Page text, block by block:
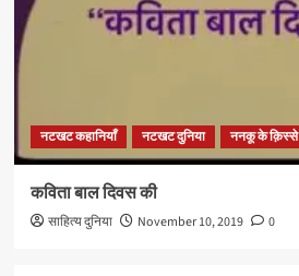
नटखट कहानियाँ नटखट दुनिया ननकू के क़िस्से
कविता बाल दिवस की
साहित्य दुनिया November 10, 2019 0